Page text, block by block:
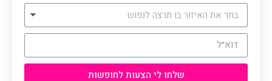
שלחו לי הצעות לחופשות